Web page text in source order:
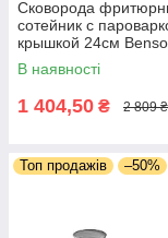
Сковорода
сотейник с
крышкой 24см
Сковорода с сеткой
фритюра в дом.
В наявності
1 404,50 ₴ 2 809 ₴
Топ продажів –50%